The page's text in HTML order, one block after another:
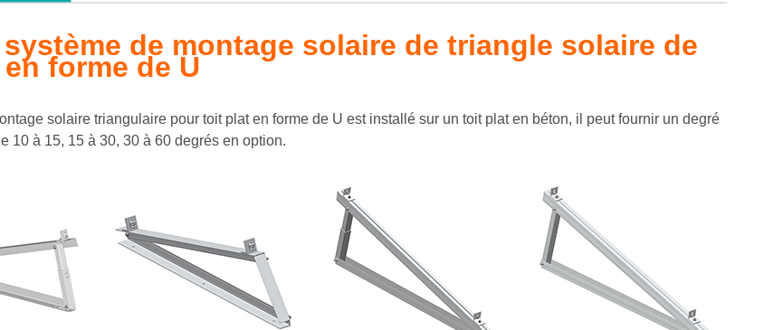
de montage solaire de triangle solaire de
forme de U
solaire triangulaire pour toit plat en forme de U est installé sur un toit plat en béton, il peut fournir un degré
10 à 15, 15 à 30, 30 à 60 degrés en option.